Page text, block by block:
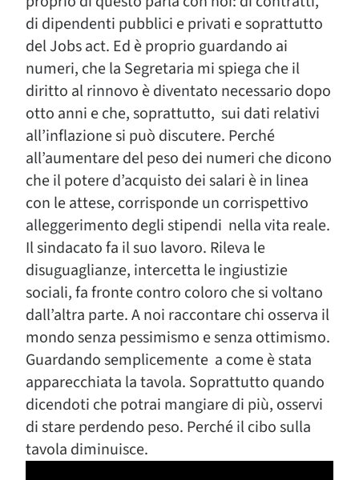
di dipendenti pubblici e privati e soprattutto
del Jobs act. Ed è proprio guardando ai
numeri, che la Segretaria mi spiega che il
diritto al rinnovo è diventato necessario dopo
otto anni e che, soprattutto, sui dati relativi
all’inflazione si può discutere. Perché
all’aumentare del peso dei numeri che dicono
che il potere d’acquisto dei salari è in linea
con le attese, corrisponde un corrispettivo
alleggerimento degli stipendi nella vita reale.
Il sindacato fa il suo lavoro. Rileva le
disuguaglianze, intercetta le ingiustizie
sociali, fa fronte contro coloro che si voltano
dall’altra parte. A noi raccontare chi osserva il
mondo senza pessimismo e senza ottimismo.
Guardando semplicemente a come è stata
apparecchiata la tavola. Soprattutto quando
dicendoti che potrai mangiare di più, osservi
di stare perdendo peso. Perché il cibo sulla
tavola diminuisce.